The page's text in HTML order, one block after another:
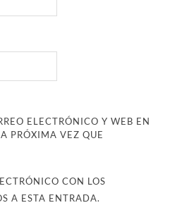
ELECTRÓNICO Y WEB EN
PRÓXIMA VEZ QUE
CON LOS
A ESTA ENTRADA.